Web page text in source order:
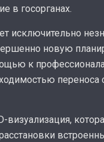
в госорганах.
исключительно
новую
к
переноса
визуализация,